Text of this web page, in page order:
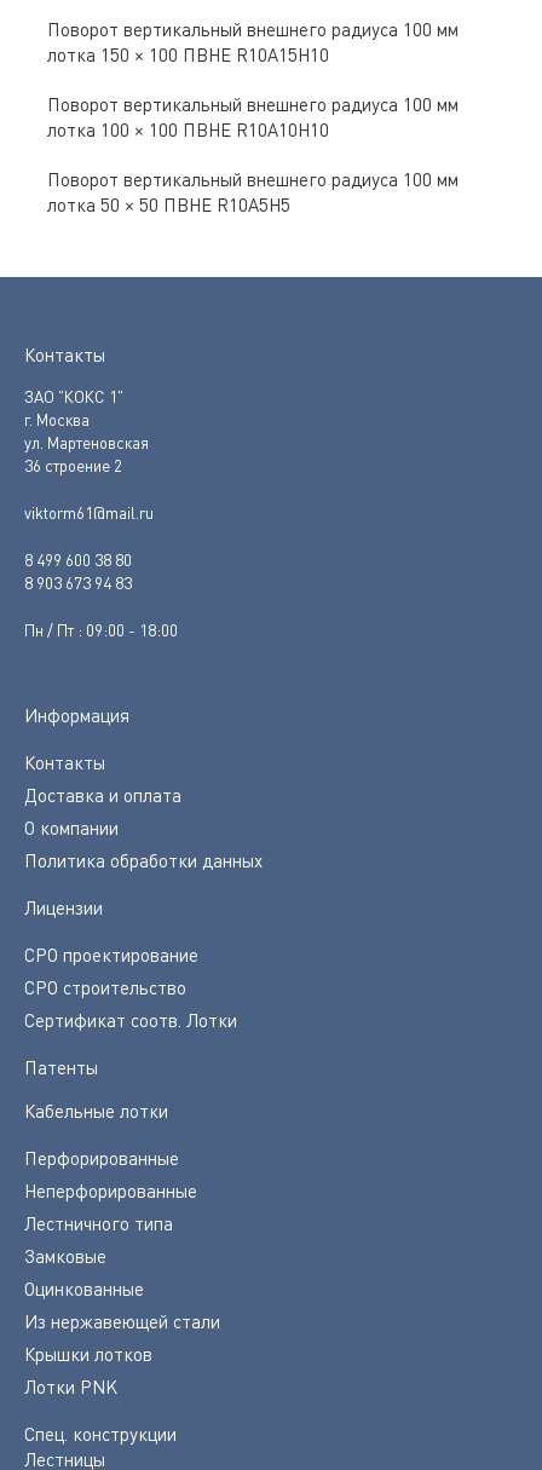
Поворот вертикальный внешнего радиуса 100 мм
лотка 150 × 100 ПВНЕ R10A15H10
Поворот вертикальный внешнего радиуса 100 мм
лотка 100 × 100 ПВНЕ R10A10H10
Поворот вертикальный внешнего радиуса 100 мм
лотка 50 × 50 ПВНЕ R10A5H5
Контакты
ЗАО "КОКС 1"
г. Москва
ул. Мартеновская
36 строение 2
viktorm61@mail.ru
8 499 600 38 80
8 903 673 94 83
Пн / Пт : 09:00 - 18:00
Информация
Контакты
Доставка и оплата
О компании
Политика обработки данных
Лицензии
СРО проектирование
СРО строительство
Сертификат соотв. Лотки
Патенты
Кабельные лотки
Перфорированные
Неперфорированные
Лестничного типа
Замковые
Оцинкованные
Из нержавеющей стали
Крышки лотков
Лотки PNK
Спец. конструкции
Лестницы